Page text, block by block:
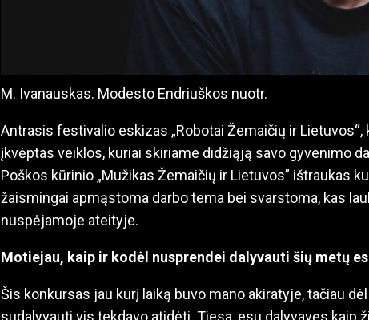
M. Ivanauskas. Modesto Endriuškos nuotr.
Antrasis festivalio eskizas „Robotai Žemaičių ir
įkvėptas veiklos, kuriai skiriame didžiąją savo gyvenimo
Poškos kūrinio „Mužikas Žemaičių ir Lietuvos” ištraukas
žaismingai apmąstoma darbo tema bei svarstoma, kas
nuspėjamoje ateityje.
Motiejau, kaip ir kodėl nusprendei dalyvauti šių metų
Šis konkursas jau kurį laiką buvo mano akiratyje, tačiau
sudalyvauti vis tekdavo atidėti. Tiesa, esu dalyvavęs kaip